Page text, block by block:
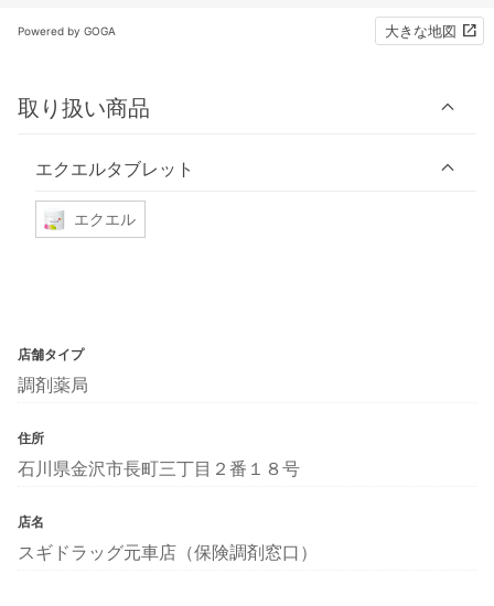
Powered by GOGA 大きな地図
取り扱い商品
エクエルタブレット
エクエル
店舗タイプ
調剤薬局
住所
石川県金沢市長町三丁目２番１８号
店名
スギドラッグ元車店（保険調剤窓口）